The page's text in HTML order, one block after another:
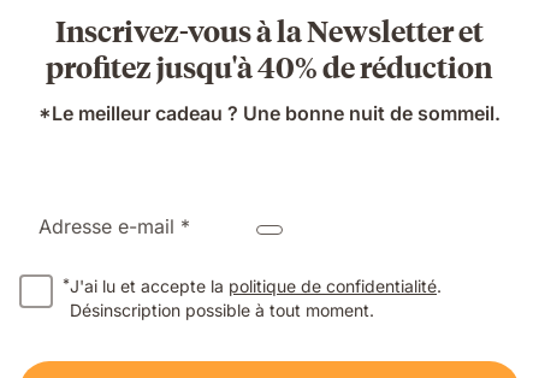
Inscrivez-vous à la Newsletter et
profitez jusqu'à 40% de réduction
*Le meilleur cadeau ? Une bonne nuit de sommeil.
Adresse e-mail *
*J'ai lu et accepte la politique de confidentialité.
Désinscription possible à tout moment.